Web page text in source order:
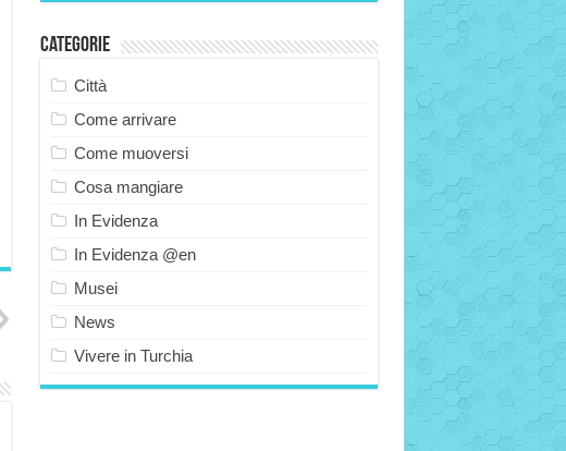
Categorie
Città
Come arrivare
Come muoversi
Cosa mangiare
In Evidenza
In Evidenza @en
Musei
News
Vivere in Turchia